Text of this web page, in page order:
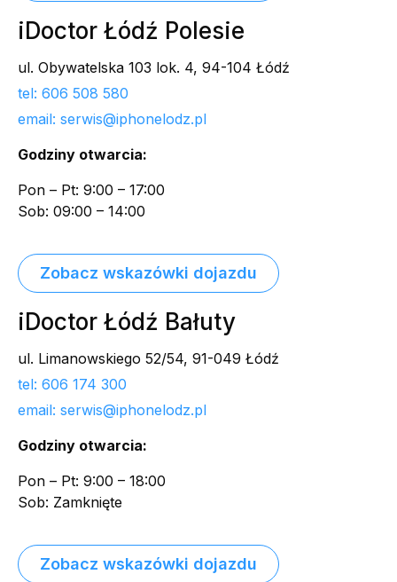
iDoctor Łódź Polesie
ul. Obywatelska 103 lok. 4, 94-104 Łódź
tel: 606 508 580
email: serwis@iphonelodz.pl
Godziny otwarcia:
Pon – Pt: 9:00 – 17:00
Sob: 09:00 – 14:00
Zobacz wskazówki dojazdu
iDoctor Łódź Bałuty
ul. Limanowskiego 52/54, 91-049 Łódź
tel: 606 174 300
email: serwis@iphonelodz.pl
Godziny otwarcia:
Pon – Pt: 9:00 – 18:00
Sob: Zamknięte
Zobacz wskazówki dojazdu